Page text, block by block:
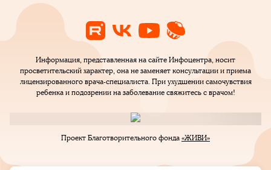
Информация, представленная на сайте Инфоцентра, носит
просветительский характер, она не заменяет консультации и приема
лицензированного врача-специалиста. При ухудшении самочувствия
ребенка и подозрении на заболевание свяжитесь с врачом!
Проект Благотворительного фонда«ЖИВИ»